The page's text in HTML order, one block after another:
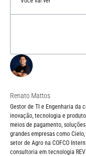
Renato Mattos
Gestor de TI e Engenharia da
inovação, tecnologia e
meios de pagamento,
grandes empresas como
setor de Agro na COFCO
consultoria em tecnologia